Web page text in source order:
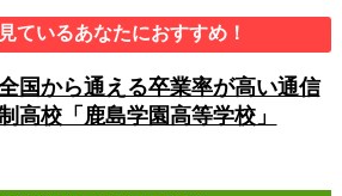
ているあなたにおすすめ！
国から通える卒業率が高い通信
高校「鹿島学園高等学校」